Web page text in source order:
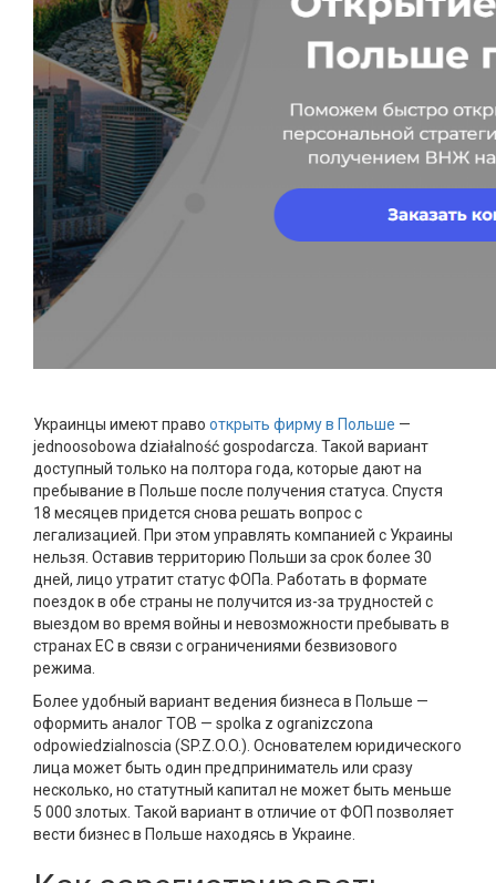
Украинцы имеют право открыть фирму в Польше —
jednoosobowa działalność gospodarcza. Такой вариант
доступный только на полтора года, которые дают на
пребывание в Польше после получения статуса. Спустя
18 месяцев придется снова решать вопрос с
легализацией. При этом управлять компанией с Украины
нельзя. Оставив территорию Польши за срок более 30
дней, лицо утратит статус ФОПа. Работать в формате
поездок в обе страны не получится из-за трудностей с
выездом во время войны и невозможности пребывать в
странах ЕС в связи с ограничениями безвизового
режима.
Более удобный вариант ведения бизнеса в Польше —
оформить аналог ТОВ — spolka z ogranizczona
odpowiedzialnoscia (SP.Z.O.O.). Основателем юридического
лица может быть один предприниматель или сразу
несколько, но статутный капитал не может быть меньше
5 000 злотых. Такой вариант в отличие от ФОП позволяет
вести бизнес в Польше находясь в Украине.